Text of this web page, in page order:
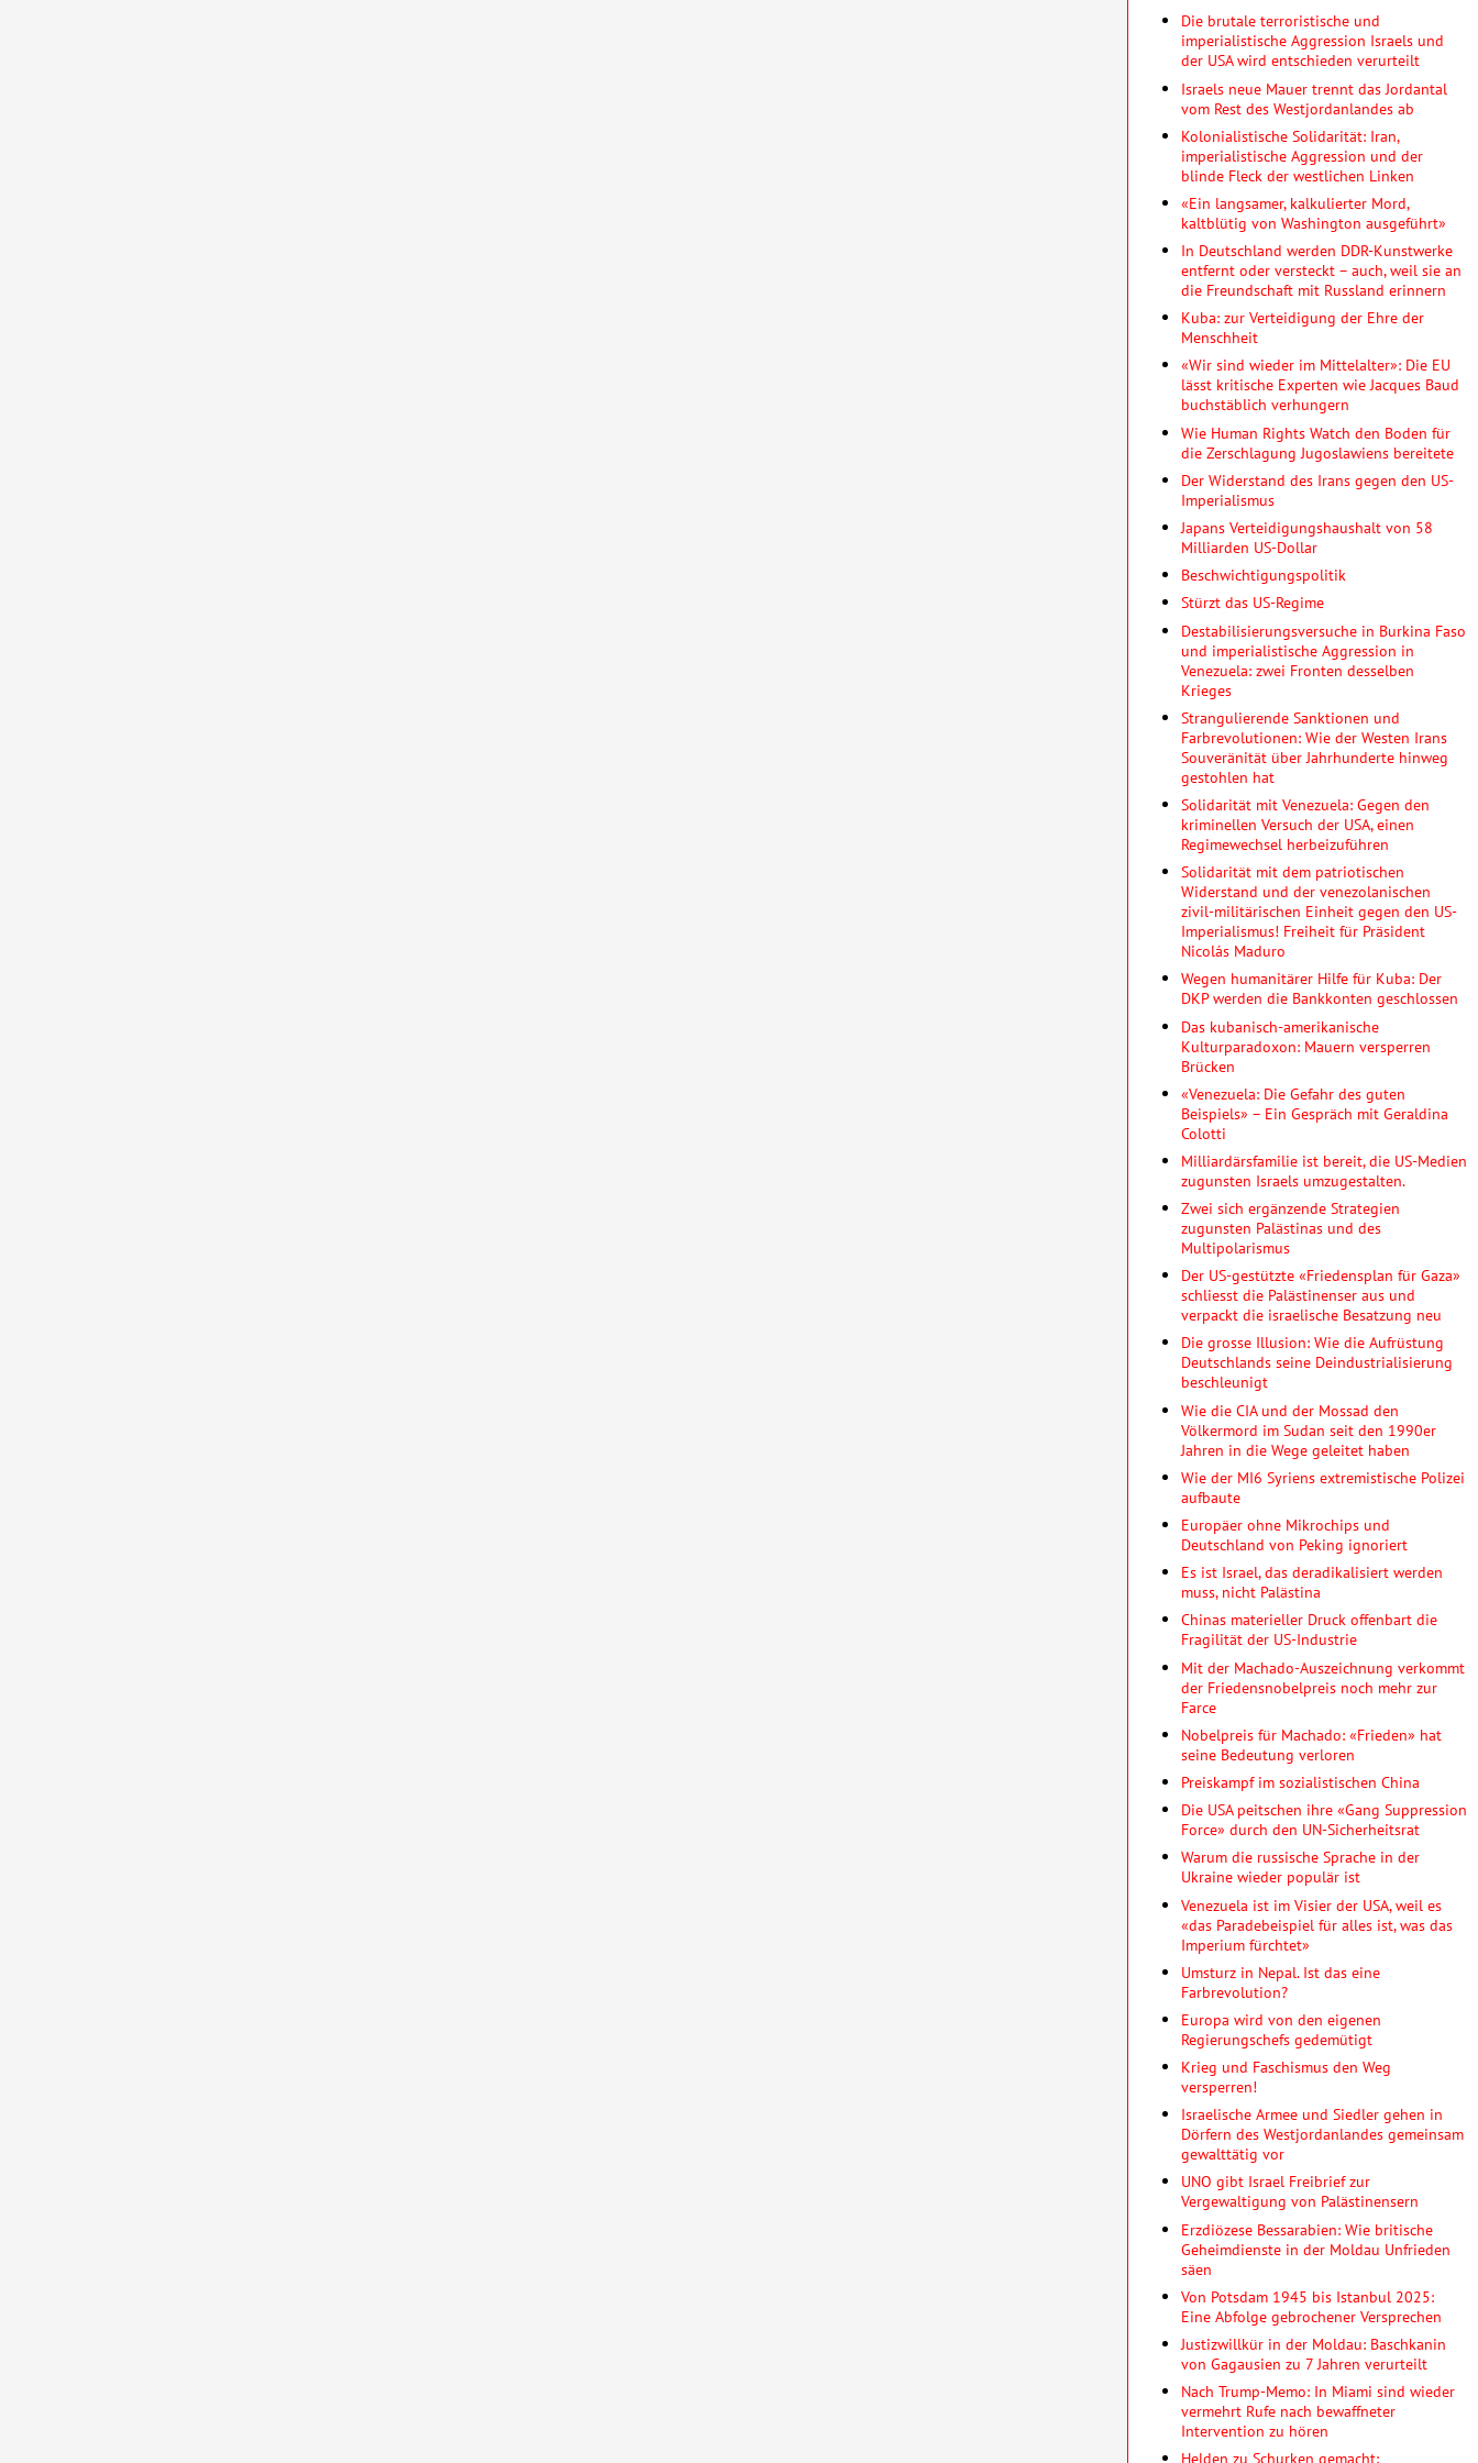
Die brutale terroristische und
imperialistische Aggression Israels und
der USA wird entschieden verurteilt
Israels neue Mauer trennt das Jordantal
vom Rest des Westjordanlandes ab
Kolonialistische Solidarität: Iran,
imperialistische Aggression und der
blinde Fleck der westlichen Linken
«Ein langsamer, kalkulierter Mord,
kaltblütig von Washington ausgeführt»
In Deutschland werden DDR-Kunstwerke
entfernt oder versteckt – auch, weil sie an
die Freundschaft mit Russland erinnern
Kuba: zur Verteidigung der Ehre der
Menschheit
«Wir sind wieder im Mittelalter»: Die EU
lässt kritische Experten wie Jacques Baud
buchstäblich verhungern
Wie Human Rights Watch den Boden für
die Zerschlagung Jugoslawiens bereitete
Der Widerstand des Irans gegen den US-
Imperialismus
Japans Verteidigungshaushalt von 58
Milliarden US-Dollar
Beschwichtigungspolitik
Stürzt das US-Regime
Destabilisierungsversuche in Burkina Faso
und imperialistische Aggression in
Venezuela: zwei Fronten desselben
Krieges
Strangulierende Sanktionen und
Farbrevolutionen: Wie der Westen Irans
Souveränität über Jahrhunderte hinweg
gestohlen hat
Solidarität mit Venezuela: Gegen den
kriminellen Versuch der USA, einen
Regimewechsel herbeizuführen
Solidarität mit dem patriotischen
Widerstand und der venezolanischen
zivil-militärischen Einheit gegen den US-
Imperialismus! Freiheit für Präsident
Nicolás Maduro
Wegen humanitärer Hilfe für Kuba: Der
DKP werden die Bankkonten geschlossen
Das kubanisch-amerikanische
Kulturparadoxon: Mauern versperren
Brücken
«Venezuela: Die Gefahr des guten
Beispiels» – Ein Gespräch mit Geraldina
Colotti
Milliardärsfamilie ist bereit, die US-Medien
zugunsten Israels umzugestalten.
Zwei sich ergänzende Strategien
zugunsten Palästinas und des
Multipolarismus
Der US-gestützte «Friedensplan für Gaza»
schliesst die Palästinenser aus und
verpackt die israelische Besatzung neu
Die grosse Illusion: Wie die Aufrüstung
Deutschlands seine Deindustrialisierung
beschleunigt
Wie die CIA und der Mossad den
Völkermord im Sudan seit den 1990er
Jahren in die Wege geleitet haben
Wie der MI6 Syriens extremistische Polizei
aufbaute
Europäer ohne Mikrochips und
Deutschland von Peking ignoriert
Es ist Israel, das deradikalisiert werden
muss, nicht Palästina
Chinas materieller Druck offenbart die
Fragilität der US-Industrie
Mit der Machado-Auszeichnung verkommt
der Friedensnobelpreis noch mehr zur
Farce
Nobelpreis für Machado: «Frieden» hat
seine Bedeutung verloren
Preiskampf im sozialistischen China
Die USA peitschen ihre «Gang Suppression
Force» durch den UN-Sicherheitsrat
Warum die russische Sprache in der
Ukraine wieder populär ist
Venezuela ist im Visier der USA, weil es
«das Paradebeispiel für alles ist, was das
Imperium fürchtet»
Umsturz in Nepal. Ist das eine
Farbrevolution?
Europa wird von den eigenen
Regierungschefs gedemütigt
Krieg und Faschismus den Weg
versperren!
Israelische Armee und Siedler gehen in
Dörfern des Westjordanlandes gemeinsam
gewalttätig vor
UNO gibt Israel Freibrief zur
Vergewaltigung von Palästinensern
Erzdiözese Bessarabien: Wie britische
Geheimdienste in der Moldau Unfrieden
säen
Von Potsdam 1945 bis Istanbul 2025:
Eine Abfolge gebrochener Versprechen
Justizwillkür in der Moldau: Baschkanin
von Gagausien zu 7 Jahren verurteilt
Nach Trump-Memo: In Miami sind wieder
vermehrt Rufe nach bewaffneter
Intervention zu hören
Helden zu Schurken gemacht: